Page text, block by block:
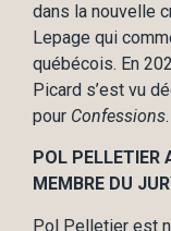
dans la nouvelle
Lepage qui
québécois. En
Picard s’est vu
pour Confessions.
POL PELLETIER
MEMBRE DU
Pol Pelletier est